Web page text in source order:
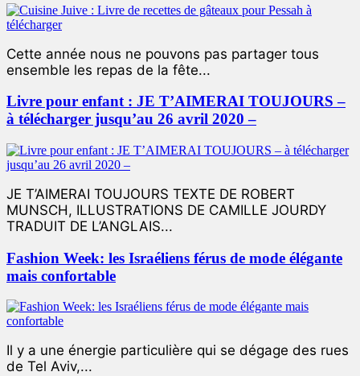
Cette année nous ne pouvons pas partager tous
ensemble les repas de la fête...
Livre pour enfant : JE T’AIMERAI TOUJOURS –
à télécharger jusqu’au 26 avril 2020 –
JE T’AIMERAI TOUJOURS TEXTE DE ROBERT
MUNSCH, ILLUSTRATIONS DE CAMILLE JOURDY
TRADUIT DE L’ANGLAIS...
Fashion Week: les Israéliens férus de mode élégante
mais confortable
Il y a une énergie particulière qui se dégage des rues
de Tel Aviv,...